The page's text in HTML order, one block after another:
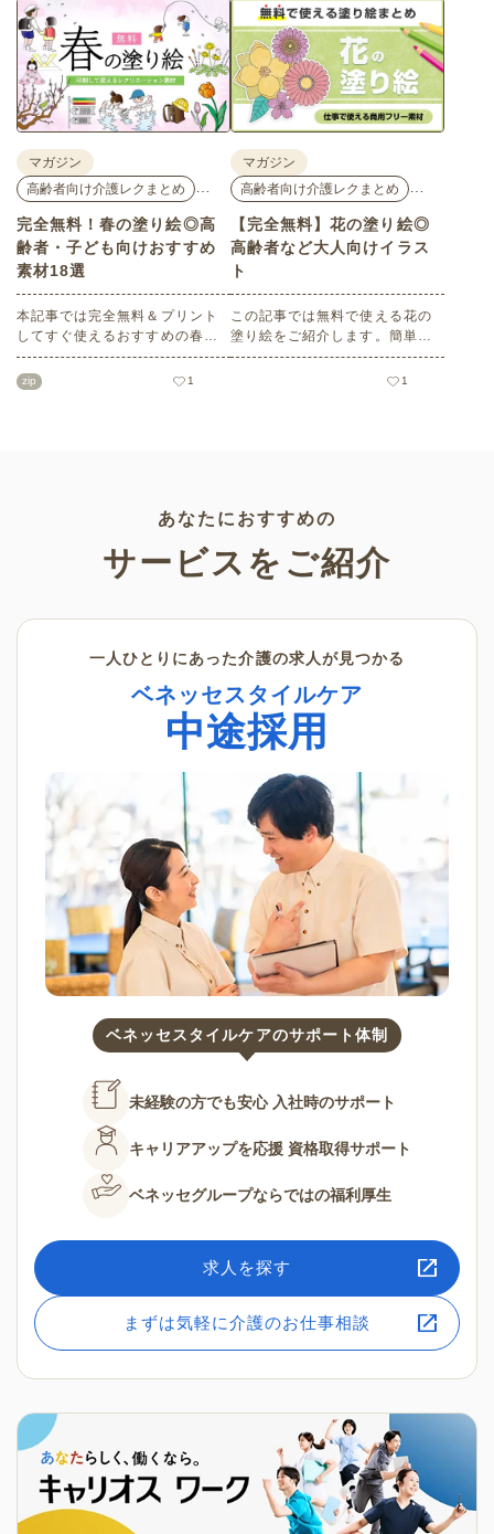
ンテナオリジナルの秋におすす
めの高齢者向け介護レク素材を
ご紹介します。窓越しに、色づ
く景色の変化を感じながら、楽
しんでみてはいかがでしょう
か。
どもの日」にちなんだ素材をピ
ックアップしてご紹介。会員の
方はすべて無料・無制限でご利
用いただけます。
マガジン
高齢者向け介護レクまとめ
完全無料！春の塗り絵◎高
齢者・子ども向けおすすめ
素材18選
本記事では完全無料＆プリント
してすぐ使えるおすすめの春向
け塗り絵をご紹介します。ご高
齢者・子どもいずれにも最適な
zip 1
マガジン
高齢者向け介護レクまとめ
【完全無料】花の塗り絵◎
高齢者など大人向けイラス
ト
この記事では無料で使える花の
塗り絵をご紹介します。簡単な
ものから難しい大人・高齢者向
けのものまでバリエーションも
1
あなたにおすすめの
サービスをご紹介
一人ひとりにあった介護の求人が見つかる
ベネッセスタイルケア
中途採用
ベネッセスタイルケアのサポート体制
未経験の方でも安心 入社時のサポート
キャリアアップを応援 資格取得サポート
ベネッセグループならではの福利厚生
求人を探す
まずは気軽に介護のお仕事相談